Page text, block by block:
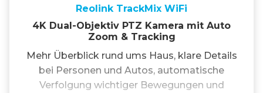
Reolink TrackMix WiFi
4K Dual-Objektiv PTZ Kamera mit Auto
Zoom & Tracking
Mehr Überblick rund ums Haus, klare Details
bei Personen und Autos, automatische
Verfolgung wichtiger Bewegungen und